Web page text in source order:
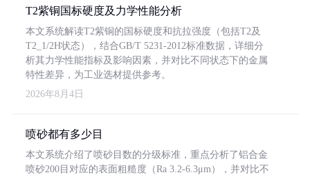
T2紫铜国标硬度及力学性能分析
本文系统解读T2紫铜的国标硬度和抗拉强度（包括T2及
T2_1/2H状态），结合GB/T 5231-2012标准数据，详细分
析其力学性能指标及影响因素，并对比不同状态下的金属
特性差异，为工业选材提供参考。
2026年8月4日
喷砂都有多少目
本文系统介绍了喷砂目数的分级标准，重点分析了铝合金
喷砂200目对应的表面粗糙度（Ra 3.2-6.3μm），并对比不